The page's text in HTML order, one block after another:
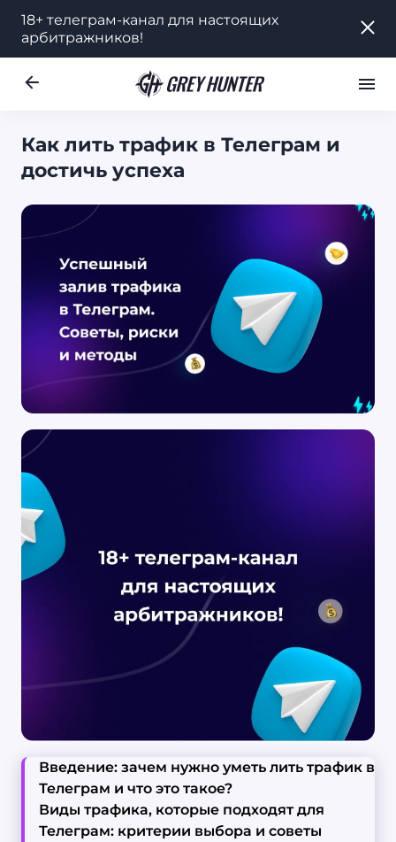
18+ телеграм-канал для настоящих
арбитражников!
18+ телеграм-канал для настоящих
арбитражников!
Как лить трафик в Телеграм и
достичь успеха
Введение: зачем нужно уметь лить трафик в
Телеграм и что это такое?
Виды трафика, которые подходят для
Телеграм: критерии выбора и советы